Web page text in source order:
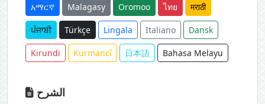
አማርኛ Malagasy Oromoo ไทย मराठी
ਪੰਜਾਬੀ Türkçe Lingala Italiano Dansk
Kirundi Kurmancî 日本語 Bahasa Melayu
الشرح